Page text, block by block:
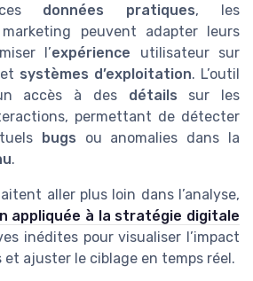
données pratiques, les
peuvent adapter leurs
l’expérience utilisateur sur
et systèmes d’exploitation. L’outil
accès à des détails sur les
permettant de détecter
bugs ou anomalies dans la
.
aller plus loin dans l’analyse,
appliquée à la stratégie digitale
inédites pour visualiser l’impact
et ajuster le ciblage en temps réel.